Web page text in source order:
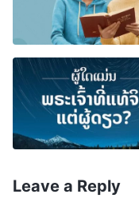
ກ່ຽວກັບການທີ່ຟີລິບເ
ເຈົ້າເອີຍ, ຂໍໃຫ້ສະແ
ພຽງພໍສຳລັບພວກເຮົ
ວ່າ “
ເຮົາໄດ້ຢູ່ກັບເຈົ້
ລິບ? ຜູ້ໃດທີ່ໄດ້ເຫັນເ
ເວົ້າແນວໃດ, ຈົ່ງສະແ
ພຣະທຳທີ່ເຮົາກ່າວກັບ
Leave a Reply